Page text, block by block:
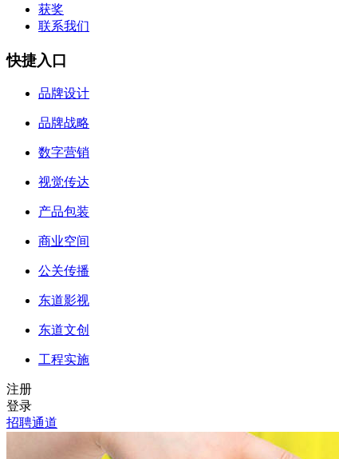
获奖
联系我们
快捷入口
品牌设计
品牌战略
数字营销
视觉传达
产品包装
商业空间
公关传播
东道影视
东道文创
工程实施
注册
登录
招聘通道